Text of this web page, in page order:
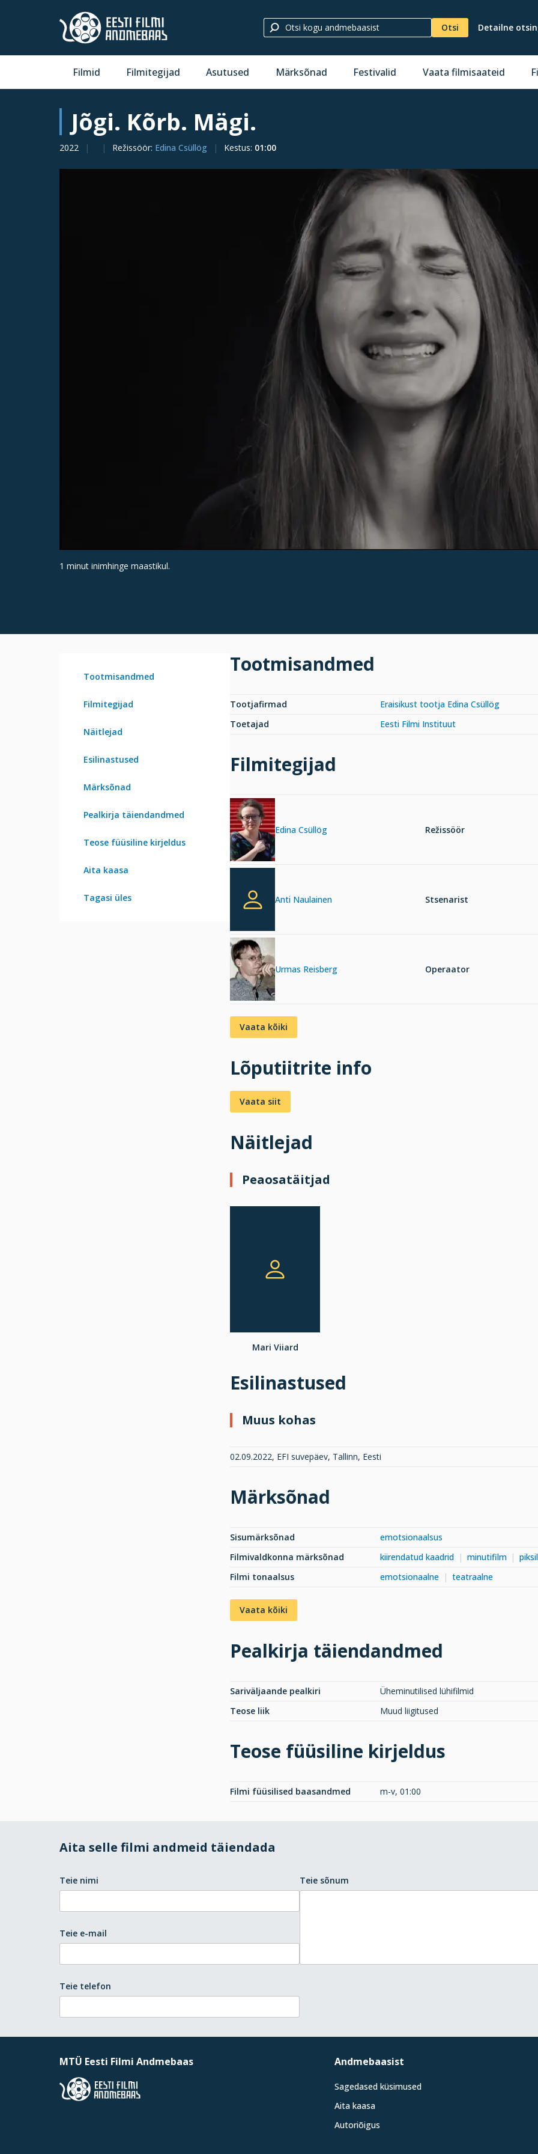
Otsi Detailne
Filmid Filmitegijad Asutused Märksõnad Festivalid Vaata filmisaateid
Jõgi. Kõrb. Mägi.
2022 Režissöör: Edina Csüllög Kestus: 01:00
1 minut inimhinge maastikul.
Tootmisandmed
Filmitegijad
Näitlejad
Esilinastused
Märksõnad
Pealkirja täiendandmed
Teose füüsiline kirjeldus
Aita kaasa
Tagasi üles
Tootmisandmed
Tootjafirmad
Eraisikust tootja Edina Csüllög
Toetajad
Eesti Filmi Instituut
Filmitegijad
Edina Csüllög Režissöör
Anti Naulainen Stsenarist
Urmas Reisberg Operaator
Vaata kõiki
Lõputiitrite info
Vaata siit
Näitlejad
Peaosatäitjad
Mari Viiard
Esilinastused
Muus kohas
02.09.2022, EFI suvepäev, Tallinn, Eesti
Märksõnad
Sisumärksõnad
emotsionaalsus
Filmivaldkonna märksõnad
kiirendatud kaadrid minutifilm
Filmi tonaalsus
emotsionaalne teatraalne
Vaata kõiki
Pealkirja täiendandmed
Sariväljaande pealkiri
Üheminutilised lühifilmid
Teose liik
Muud liigitused
Teose füüsiline kirjeldus
Filmi füüsilised baasandmed m-v, 01:00
Aita selle filmi andmeid täiendada
Teie nimi
Teie e-mail
Teie telefon
Teie sõnum
MTÜ Eesti Filmi Andmebaas Andmebaasist
Sagedased küsimused
Aita kaasa
Autoriõigus